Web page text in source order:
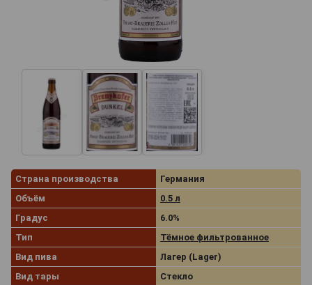
Страна производства
Германия
Объём
0.5 л
Градус
6.0%
Тип
Тёмное фильтрованное
Вид пива
Лагер (Lager)
Вид тары
Стекло